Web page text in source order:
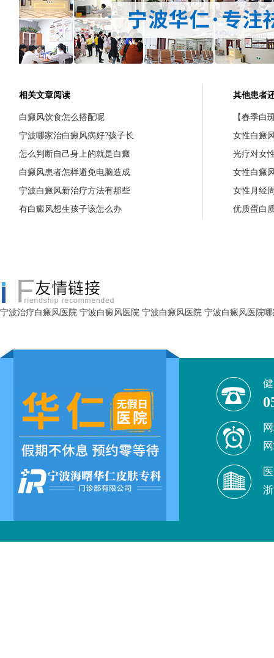
相关文章阅读
白癜风饮食怎么搭配呢
宁波哪家治白癜风病好?孩子长
怎么判断自己身上的就是白癜
白癜风患者怎样避免电脑造成
宁波白癜风新治疗方法有那些
有白癜风想生孩子该怎么办
其他患者
【春季白
女性白癜
光疗对女
女性白癜
女性月经
优质蛋白
宁波治疗白癜风医院 宁波白癜风医院 宁波白癜风医院 宁波白癜风医院